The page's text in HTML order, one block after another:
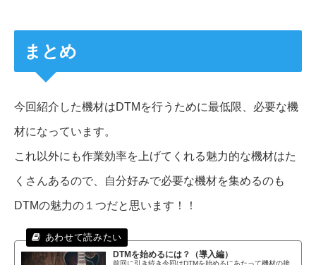
まとめ
今回紹介した機材はDTMを行うために最低限、必要な機
材になっています。
これ以外にも作業効率を上げてくれる魅力的な機材はた
くさんあるので、自分好みで必要な機材を集めるのも
DTMの魅力の１つだと思います！！
DTMを始めるには？（導入編）